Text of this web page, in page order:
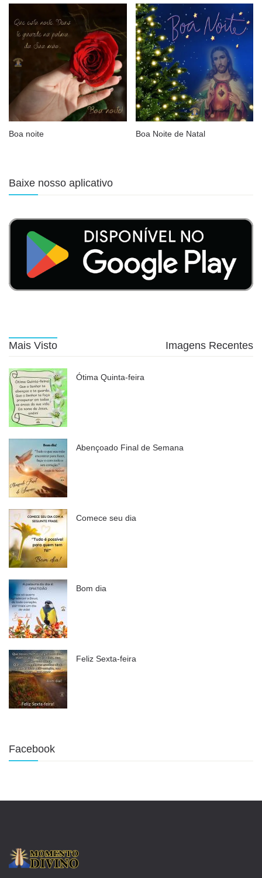
Boa noite Boa Noite de Natal
Baixe nosso aplicativo
Mais Visto Imagens Recentes
Ótima Quinta-feira
Abençoado Final de Semana
Comece seu dia
Bom dia
Feliz Sexta-feira
Facebook